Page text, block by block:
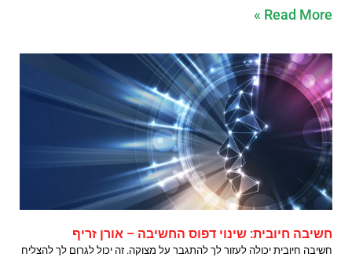
Read More »
חשיבה חיובית: שינוי דפוס החשיבה – אורן זריף
חשיבה חיובית יכולה לעזור לך להתגבר על מצוקה. זה יכול לגרום לך להצליח